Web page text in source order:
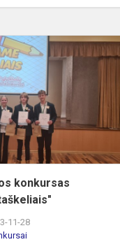
konkursas
11-28